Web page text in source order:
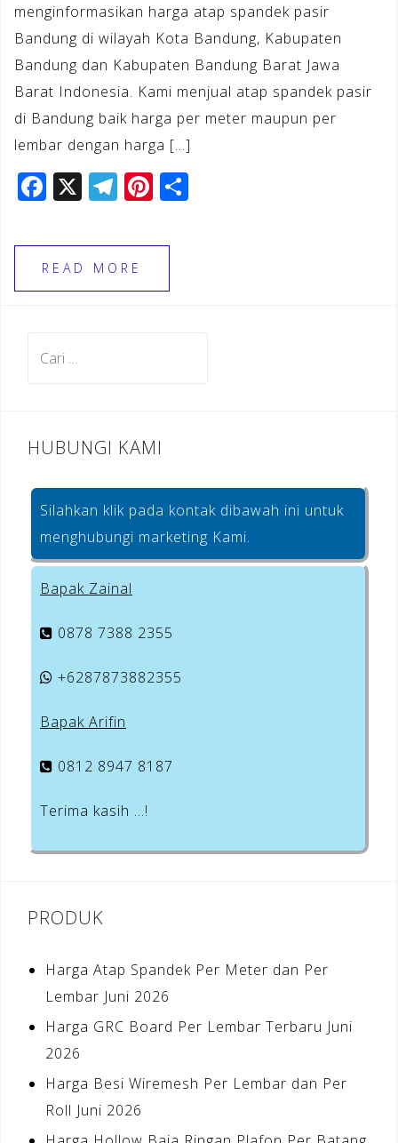
menginformasikan harga atap spandek pasir
Bandung di wilayah Kota Bandung, Kabupaten
Bandung dan Kabupaten Bandung Barat Jawa
Barat Indonesia. Kami menjual atap spandek pasir
di Bandung baik harga per meter maupun per
lembar dengan harga […]
F
c
e
b
o
X T
e
gr
a
Pi
te
e
READ MORE
HUBUNGI KAMI
Silahkan klik pada kontak dibawah ini untuk
menghubungi marketing Kami.
Bapak Zainal
0878 7388 2355
+6287873882355
Bapak Arifin
0812 8947 8187
Terima kasih …!
PRODUK
Harga Atap Spandek Per Meter dan Per
Lembar Juni 2026
Harga GRC Board Per Lembar Terbaru Juni
2026
Harga Besi Wiremesh Per Lembar dan Per
Roll Juni 2026